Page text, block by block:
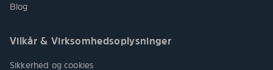
Blog
Vilkår & Virksomhedsoplysninger
Sikkerhed og cookies